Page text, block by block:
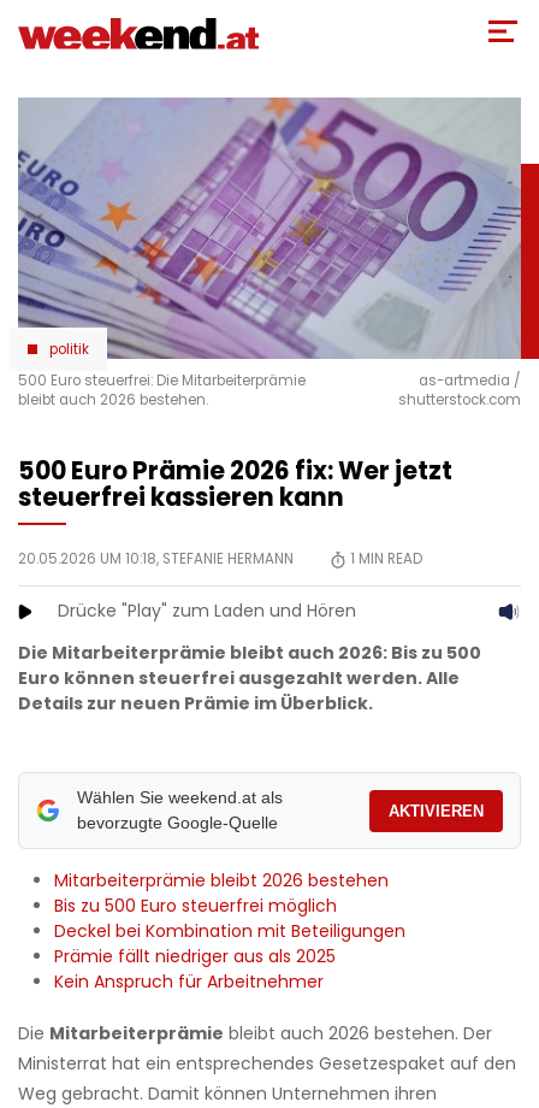
zum
politik
500 Euro steuerfrei: Die Mitarbeiterprämie
bleibt auch 2026 bestehen.
as-artmedia /
shutterstock.com
500 Euro Prämie 2026 fix: Wer jetzt
steuerfrei kassieren kann
20.05.2026 UM 10:18, STEFANIE HERMANN 1 MIN READ
Drücke "Play" zum Laden und Hören
Die Mitarbeiterprämie bleibt auch 2026: Bis zu 500
Euro können steuerfrei ausgezahlt werden. Alle
Details zur neuen Prämie im Überblick.
Wählen Sie weekend.at als
bevorzugte Google-Quelle
AKTIVIEREN
Mitarbeiterprämie bleibt 2026 bestehen
Bis zu 500 Euro steuerfrei möglich
Deckel bei Kombination mit Beteiligungen
Prämie fällt niedriger aus als 2025
Kein Anspruch für Arbeitnehmer
Die Mitarbeiterprämie bleibt auch 2026 bestehen. Der
Ministerrat hat ein entsprechendes Gesetzespaket auf den
Weg gebracht. Damit können Unternehmen ihren